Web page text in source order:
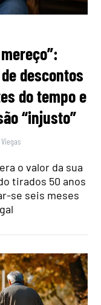
descontos
do tempo e
“injusto”
o valor da sua
tirados 50 anos
se seis meses